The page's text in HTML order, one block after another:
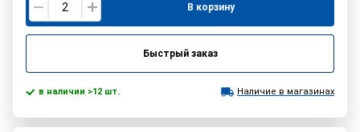
В корзину
Быстрый заказ
в наличии >12 шт. Наличие в магазинах